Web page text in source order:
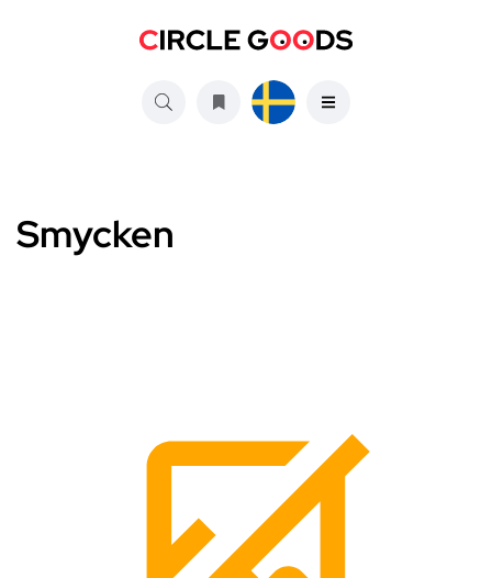
Smycken